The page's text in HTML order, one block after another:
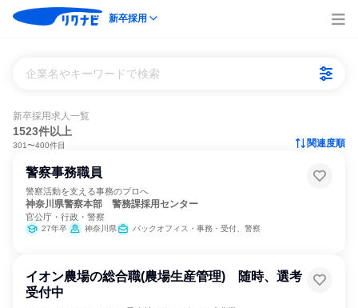
新卒採用
企業名やキーワードで検索
新卒採用求人一覧
1523件以上
301〜400件目 関連度順
警察事務職員
警察活動を支える事務のプロへ
神奈川県警察本部 警務課採用センター
官公庁・行政・警察
27年卒 神奈川県 バックオフィス・事務・受付、警察
イオン農場の総合職(農場生産管理) 随時、選考
受付中